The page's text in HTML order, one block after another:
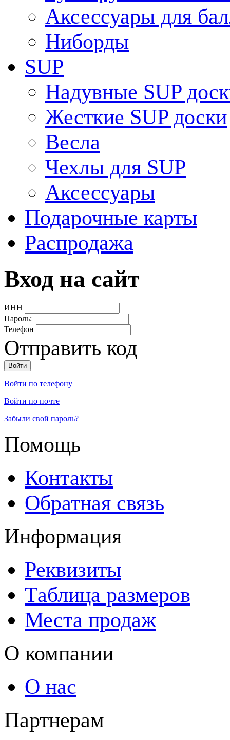
Аксессуары для
Ниборды
SUP
Надувные SUP
Жесткие SUP доски
Весла
Чехлы для SUP
Аксессуары
Подарочные карты
Распродажа
Вход на сайт
ИНН
Пароль:
Телефон
Отправить код
Войти по телефону
Войти по почте
Забыли свой пароль?
Помощь
Контакты
Обратная связь
Информация
Реквизиты
Таблица размеров
Места продаж
О компании
О нас
Партнерам